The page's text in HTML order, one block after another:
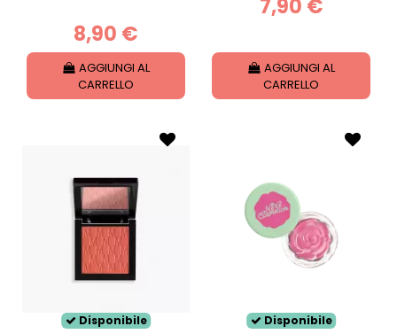
8,90 €
AGGIUNGI AL
CARRELLO
7,90 €
AGGIUNGI AL
CARRELLO
Disponibile
Disponibile